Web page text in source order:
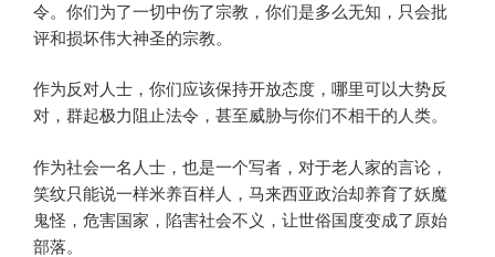
令。你们为了一切中伤了宗教，你们是多么无知，只会批
评和损坏伟大神圣的宗教。
作为反对人士，你们应该保持开放态度，哪里可以大势反
对，群起极力阻止法令，甚至威胁与你们不相干的人类。
作为社会一名人士，也是一个写者，对于老人家的言论，
笑纹只能说一样米养百样人，马来西亚政治却养育了妖魔
鬼怪，危害国家，陷害社会不义，让世俗国度变成了原始
部落。